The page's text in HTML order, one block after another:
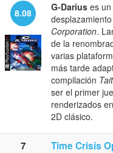
8.08 G-Darius es
Corporation.
de la
varias
más tarde
compilación
ser el primer
renderizados
2D clásico.
7 Time Crisis